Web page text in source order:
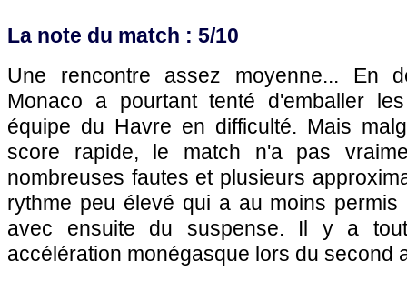
La note du match : 5/10
Une rencontre assez moyenne... En
Monaco a pourtant tenté d'emballer
équipe du Havre en difficulté. Mais
score rapide, le match n'a pas
nombreuses fautes et plusieurs
rythme peu élevé qui a au moins
avec ensuite du suspense. Il y a
accélération monégasque lors du second